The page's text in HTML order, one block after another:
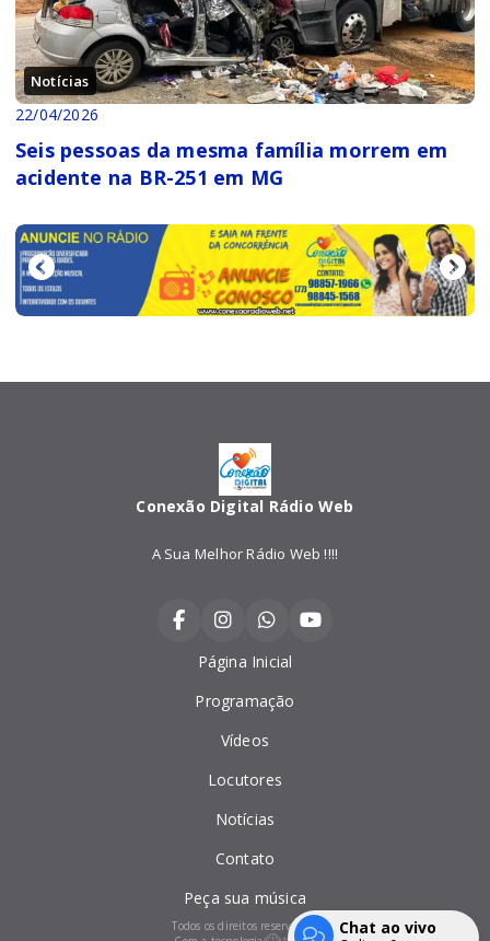
Notícias
22/04/2026
Seis pessoas da mesma família morrem em
acidente na BR-251 em MG
Conexão Digital Rádio Web
A Sua Melhor Rádio Web !!!!
Página Inicial
Programação
Vídeos
Locutores
Notícias
Contato
Peça sua música
Todos os direitos reservados.
Chat ao vivo